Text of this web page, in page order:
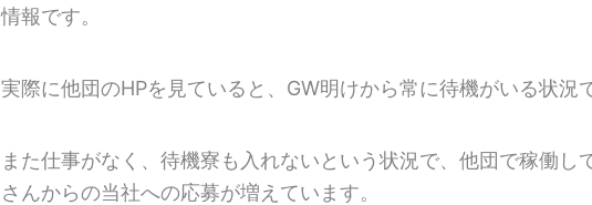
情報です。
実際に他団のHPを見ていると、GW明けから常に待機がいる状況
また仕事がなく、待機寮も入れないという状況で、他団で稼働し
さんからの当社への応募が増えています。